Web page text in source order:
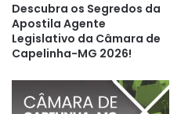
Descubra os Segredos da
Apostila Agente
Legislativo da Câmara de
Capelinha-MG 2026!